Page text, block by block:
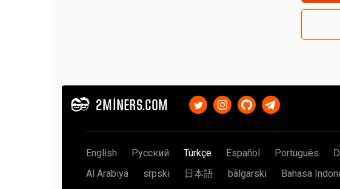
2MINERS.COM
English Русский Türkçe Español Português
Al Arabiya
srpski 日本語 bãlgarski Bahasa